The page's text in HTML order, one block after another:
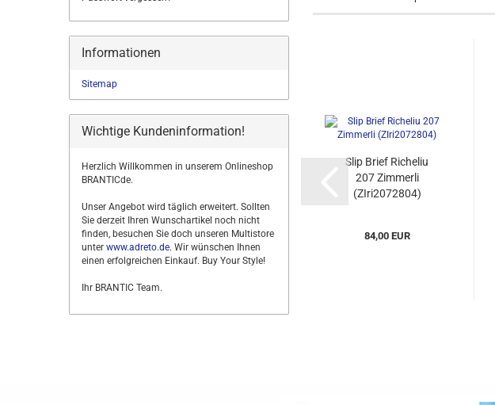
Slip Brief Richeliu
207 Zimmerli
(ZIri2072804)
84,00 EUR
Informationen
Sitemap
Wichtige Kundeninformation!
Herzlich Willkommen in unserem Onlineshop
BRANTICde.
Unser Angebot wird täglich erweitert. Sollten
Sie derzeit Ihren Wunschartikel noch nicht
finden, besuchen Sie doch unseren Multistore
unter www.adreto.de. Wir wünschen Ihnen
einen erfolgreichen Einkauf. Buy Your Style!
Ihr BRANTIC Team.